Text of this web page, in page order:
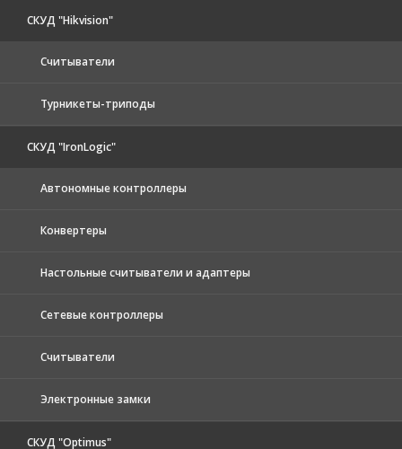
СКУД "Hikvision"
Считыватели
Турникеты-триподы
СКУД "IronLogic"
Автономные контроллеры
Конвертеры
Настольные считыватели и адаптеры
Сетевые контроллеры
Считыватели
Электронные замки
СКУД "Optimus"